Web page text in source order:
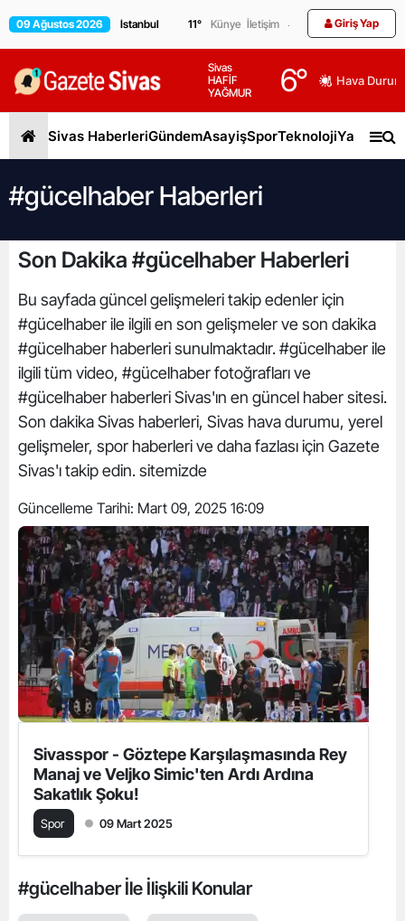
09 Ağustos 2026 11° Künye İletişim Giriş Yap
Sivas
HAFİF
YAĞMUR
6° Hava
Sivas HaberleriGündemAsayişSporTeknolojiYaşam
#gücelhaber Haberleri
Son Dakika #gücelhaber Haberleri
Bu sayfada güncel gelişmeleri takip edenler için
#gücelhaber ile ilgili en son gelişmeler ve son dakika
#gücelhaber haberleri sunulmaktadır. #gücelhaber ile
ilgili tüm video, #gücelhaber fotoğrafları ve
#gücelhaber haberleri Sivas'ın en güncel haber sitesi.
Son dakika Sivas haberleri, Sivas hava durumu, yerel
gelişmeler, spor haberleri ve daha fazlası için Gazete
Sivas'ı takip edin. sitemizde
Güncelleme Tarihi: Mart 09, 2025 16:09
Sivasspor - Göztepe Karşılaşmasında Rey
Manaj ve Veljko Simic'ten Ardı Ardına
Sakatlık Şoku!
Spor 09 Mart 2025
#gücelhaber İle İlişkili Konular